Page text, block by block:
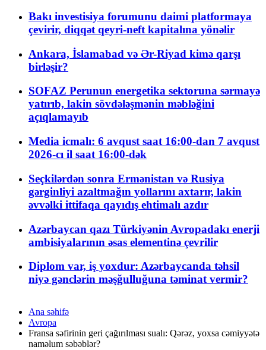
Bakı investisiya forumunu daimi platformaya
çevirir, diqqət qeyri-neft kapitalına yönəlir
Ankara, İslamabad və Ər-Riyad kimə qarşı
birləşir?
SOFAZ Perunun energetika sektoruna sərmayə
yatırıb, lakin sövdələşmənin məbləğini
açıqlamayıb
Media icmalı: 6 avqust saat 16:00-dan 7 avqust
2026-cı il saat 16:00-dək
Seçkilərdən sonra Ermənistan və Rusiya
gərginliyi azaltmağın yollarını axtarır, lakin
əvvəlki ittifaqa qayıdış ehtimalı azdır
Azərbaycan qazı Türkiyənin Avropadakı enerji
ambisiyalarının əsas elementinə çevrilir
Diplom var, iş yoxdur: Azərbaycanda təhsil
niyə gənclərin məşğulluğuna təminat vermir?
Ana səhifə
Avropa
Fransa səfirinin geri çağırılması sualı: Qərəz, yoxsa cəmiyyətə
naməlum səbəblər?